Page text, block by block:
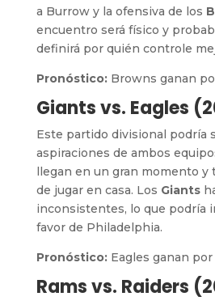
a Burrow y la ofensiva de los
encuentro será físico y
definirá por quién controle
Pronóstico:Browns ganan
Giants vs. Eagles
Este partido divisional podría
aspiraciones de ambos
llegan en un gran momento y
de jugar en casa. Los Giants
inconsistentes, lo que podría
favor de Philadelphia.
Pronóstico:Eagles ganan por
Rams vs. Raiders